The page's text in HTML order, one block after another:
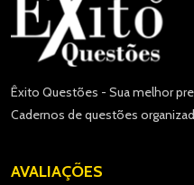
Êxito Questões - Sua melhor
Cadernos de questões
AVALIAÇÕES